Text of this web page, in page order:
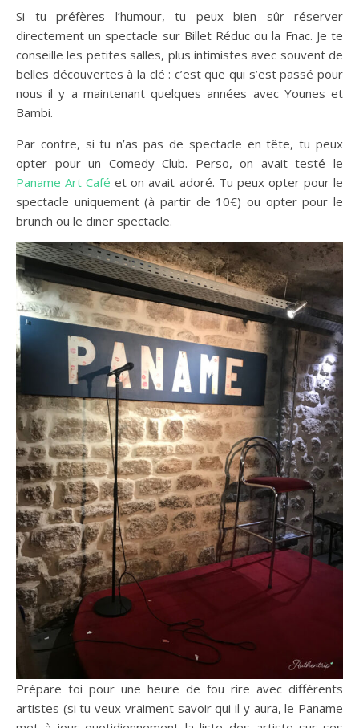
Si tu préfères l’humour, tu peux bien sûr réserver
directement un spectacle sur Billet Réduc ou la Fnac. Je te
conseille les petites salles, plus intimistes avec souvent de
belles découvertes à la clé : c’est que qui s’est passé pour
nous il y a maintenant quelques années avec Younes et
Bambi.
Par contre, si tu n’as pas de spectacle en tête, tu peux
opter pour un Comedy Club. Perso, on avait testé le
Paname Art Café et on avait adoré. Tu peux opter pour le
spectacle uniquement (à partir de 10€) ou opter pour le
brunch ou le diner spectacle.
Prépare toi pour une heure de fou rire avec différents
artistes (si tu veux vraiment savoir qui il y aura, le Paname